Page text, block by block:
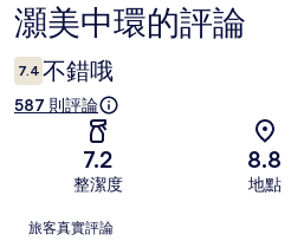
評
論
灝美中環的評論
7.4 不錯哦
587 則評論
7.2
整潔度
8.8
地點
評
旅客真實評論